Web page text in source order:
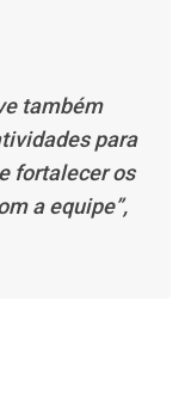
também
para
fortalecer os
a equipe”,